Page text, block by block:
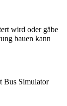
wird oder gäbe
bauen kann
Bus Simulator